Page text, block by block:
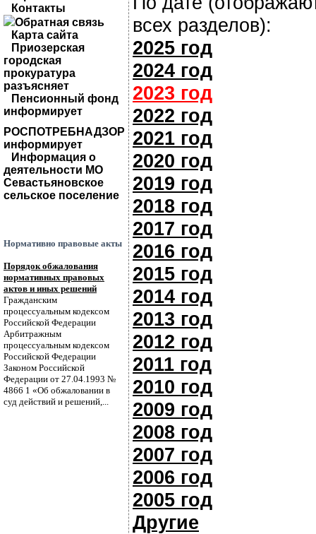
Контакты
Обратная связь
Карта сайта
Приозерская
городская
прокуратура
разъясняет
Пенсионный фонд
информирует
РОСПОТРЕБНАДЗОР
информирует
Информация о
деятельности МО
Севастьяновское
сельское поселение
Нормативно правовые акты
Порядок обжалования
нормативных правовых
актов и иных решений
Гражданским
процессуальным кодексом
Российской Федерации
Арбитражным
процессуальным кодексом
Российской Федерации
Законом Российской
Федерации от 27.04.1993 №
4866 1 «Об обжаловании в
суд действий и решений,...
всех разделов):
2025 год
2024 год
2023 год
2022 год
2021 год
2020 год
2019 год
2018 год
2017 год
2016 год
2015 год
2014 год
2013 год
2012 год
2011 год
2010 год
2009 год
2008 год
2007 год
2006 год
2005 год
Другие